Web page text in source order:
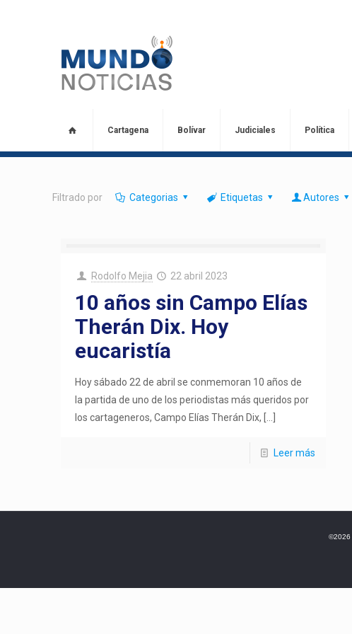
Cartagena Bolívar Judiciales Política
Filtrado por Categorias Etiquetas Autores
Rodolfo Mejia 22 abril 2023
10 años sin Campo Elías
Therán Dix. Hoy
eucaristía
Hoy sábado 22 de abril se conmemoran 10 años de
la partida de uno de los periodistas más queridos por
los cartageneros, Campo Elías Therán Dix,
Leer más
©2026